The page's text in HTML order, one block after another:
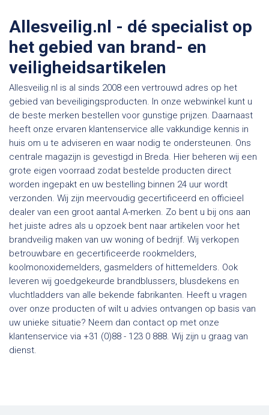
Allesveilig.nl - dé specialist op
het gebied van brand- en
veiligheidsartikelen
Allesveilig.nl is al sinds 2008 een vertrouwd adres op het
gebied van beveiligingsproducten. In onze webwinkel kunt u
de beste merken bestellen voor gunstige prijzen. Daarnaast
heeft onze ervaren klantenservice alle vakkundige kennis in
huis om u te adviseren en waar nodig te ondersteunen. Ons
centrale magazijn is gevestigd in Breda. Hier beheren wij een
grote eigen voorraad zodat bestelde producten direct
worden ingepakt en uw bestelling binnen 24 uur wordt
verzonden. Wij zijn meervoudig gecertificeerd en officieel
dealer van een groot aantal A-merken. Zo bent u bij ons aan
het juiste adres als u opzoek bent naar artikelen voor het
brandveilig maken van uw woning of bedrijf. Wij verkopen
betrouwbare en gecertificeerde rookmelders,
koolmonoxidemelders, gasmelders of hittemelders. Ook
leveren wij goedgekeurde brandblussers, blusdekens en
vluchtladders van alle bekende fabrikanten. Heeft u vragen
over onze producten of wilt u advies ontvangen op basis van
uw unieke situatie? Neem dan contact op met onze
klantenservice via +31 (0)88 - 123 0 888. Wij zijn u graag van
dienst.